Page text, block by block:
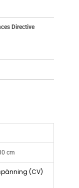
Directive
cm
(CV)